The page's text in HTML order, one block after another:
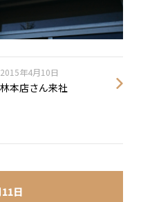
日
2015年4月10日
林本店さん来社